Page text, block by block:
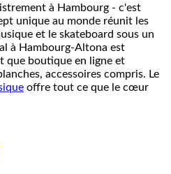
à Hambourg - c'est
unique au monde réunit les
et le skateboard sous un
à Hambourg-Altona est
que boutique en ligne et
accessoires compris. Le
offre tout ce que le cœur